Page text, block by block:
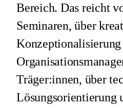
Bereich. Das reicht
Seminaren, über
Konzeptionalisierung
Träger:innen, über
Lösungsorientierung